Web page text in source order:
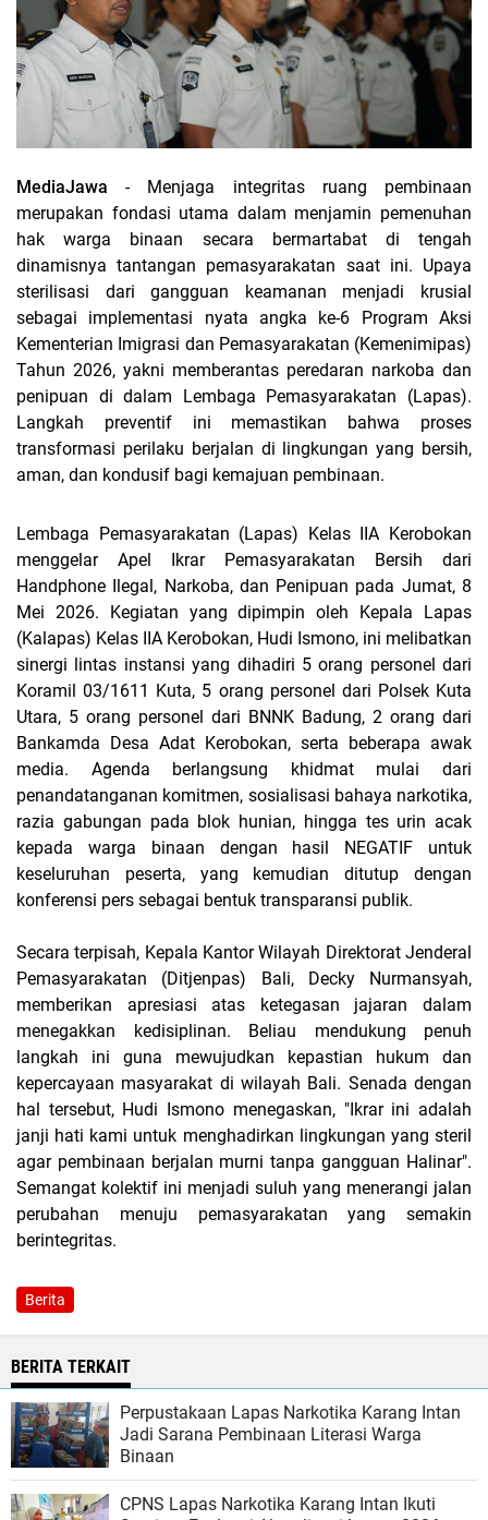
MediaJawa- Menjaga integritas ruang pembinaan
merupakan fondasi utama dalam menjamin pemenuhan
hak warga binaan secara bermartabat di tengah
dinamisnya tantangan pemasyarakatan saat ini. Upaya
sterilisasi dari gangguan keamanan menjadi krusial
sebagai implementasi nyata angka ke-6 Program Aksi
Kementerian Imigrasi dan Pemasyarakatan (Kemenimipas)
Tahun 2026, yakni memberantas peredaran narkoba dan
penipuan di dalam Lembaga Pemasyarakatan (Lapas).
Langkah preventif ini memastikan bahwa proses
transformasi perilaku berjalan di lingkungan yang bersih,
aman, dan kondusif bagi kemajuan pembinaan.
Lembaga Pemasyarakatan (Lapas) Kelas IIA Kerobokan
menggelar Apel Ikrar Pemasyarakatan Bersih dari
Handphone Ilegal, Narkoba, dan Penipuan pada Jumat, 8
Mei 2026. Kegiatan yang dipimpin oleh Kepala Lapas
(Kalapas) Kelas IIA Kerobokan, Hudi Ismono, ini melibatkan
sinergi lintas instansi yang dihadiri 5 orang personel dari
Koramil 03/1611 Kuta, 5 orang personel dari Polsek Kuta
Utara, 5 orang personel dari BNNK Badung, 2 orang dari
Bankamda Desa Adat Kerobokan, serta beberapa awak
media. Agenda berlangsung khidmat mulai dari
penandatanganan komitmen, sosialisasi bahaya narkotika,
razia gabungan pada blok hunian, hingga tes urin acak
kepada warga binaan dengan hasil NEGATIF untuk
keseluruhan peserta, yang kemudian ditutup dengan
konferensi pers sebagai bentuk transparansi publik.
Secara terpisah, Kepala Kantor Wilayah Direktorat Jenderal
Pemasyarakatan (Ditjenpas) Bali, Decky Nurmansyah,
memberikan apresiasi atas ketegasan jajaran dalam
menegakkan kedisiplinan. Beliau mendukung penuh
langkah ini guna mewujudkan kepastian hukum dan
kepercayaan masyarakat di wilayah Bali. Senada dengan
hal tersebut, Hudi Ismono menegaskan, "Ikrar ini adalah
janji hati kami untuk menghadirkan lingkungan yang steril
agar pembinaan berjalan murni tanpa gangguan Halinar".
Semangat kolektif ini menjadi suluh yang menerangi jalan
perubahan menuju pemasyarakatan yang semakin
berintegritas.
Berita
BERITA TERKAIT
Perpustakaan Lapas Narkotika Karang Intan
Jadi Sarana Pembinaan Literasi Warga
Binaan
CPNS Lapas Narkotika Karang Intan Ikuti